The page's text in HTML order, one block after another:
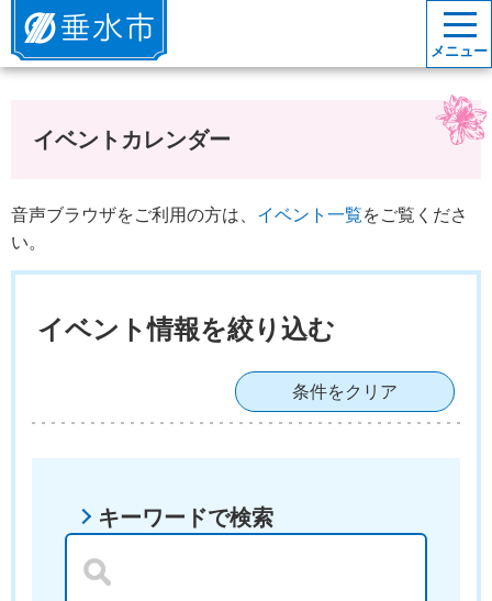
垂水市
メニュー
イベントカレンダー
音声ブラウザをご利用の方は、 イベント一覧をご覧くださ
い。
イベント情報を絞り込む
条件をクリア
キーワードで検索